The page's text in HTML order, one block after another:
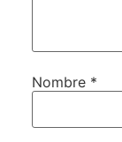
Nombre *